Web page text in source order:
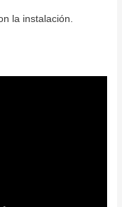
la instalación.